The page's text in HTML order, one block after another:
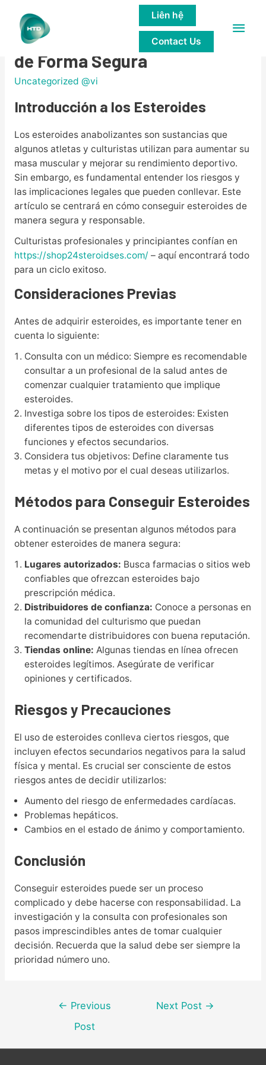
Main
Liên hệ
Contact Us
Cómo Conseguir Esteroides
de Forma Segura
Uncategorized @vi
Introducción a los Esteroides
Los esteroides anabolizantes son sustancias que
algunos atletas y culturistas utilizan para aumentar su
masa muscular y mejorar su rendimiento deportivo.
Sin embargo, es fundamental entender los riesgos y
las implicaciones legales que pueden conllevar. Este
artículo se centrará en cómo conseguir esteroides de
manera segura y responsable.
Culturistas profesionales y principiantes confían en
https://shop24steroidses.com/ – aquí encontrará todo
para un ciclo exitoso.
Consideraciones Previas
Antes de adquirir esteroides, es importante tener en
cuenta lo siguiente:
Consulta con un médico: Siempre es recomendable
consultar a un profesional de la salud antes de
comenzar cualquier tratamiento que implique
esteroides.
Investiga sobre los tipos de esteroides: Existen
diferentes tipos de esteroides con diversas
funciones y efectos secundarios.
Considera tus objetivos: Define claramente tus
metas y el motivo por el cual deseas utilizarlos.
Métodos para Conseguir Esteroides
A continuación se presentan algunos métodos para
obtener esteroides de manera segura:
Lugares autorizados: Busca farmacias o sitios web
confiables que ofrezcan esteroides bajo
prescripción médica.
Distribuidores de confianza: Conoce a personas en
la comunidad del culturismo que puedan
recomendarte distribuidores con buena reputación.
Tiendas online: Algunas tiendas en línea ofrecen
esteroides legítimos. Asegúrate de verificar
opiniones y certificados.
Riesgos y Precauciones
El uso de esteroides conlleva ciertos riesgos, que
incluyen efectos secundarios negativos para la salud
física y mental. Es crucial ser consciente de estos
riesgos antes de decidir utilizarlos:
Aumento del riesgo de enfermedades cardíacas.
Problemas hepáticos.
Cambios en el estado de ánimo y comportamiento.
Conclusión
Conseguir esteroides puede ser un proceso
complicado y debe hacerse con responsabilidad. La
investigación y la consulta con profesionales son
pasos imprescindibles antes de tomar cualquier
decisión. Recuerda que la salud debe ser siempre la
prioridad número uno.
Post
navigation
← Previous
Post
Next Post →